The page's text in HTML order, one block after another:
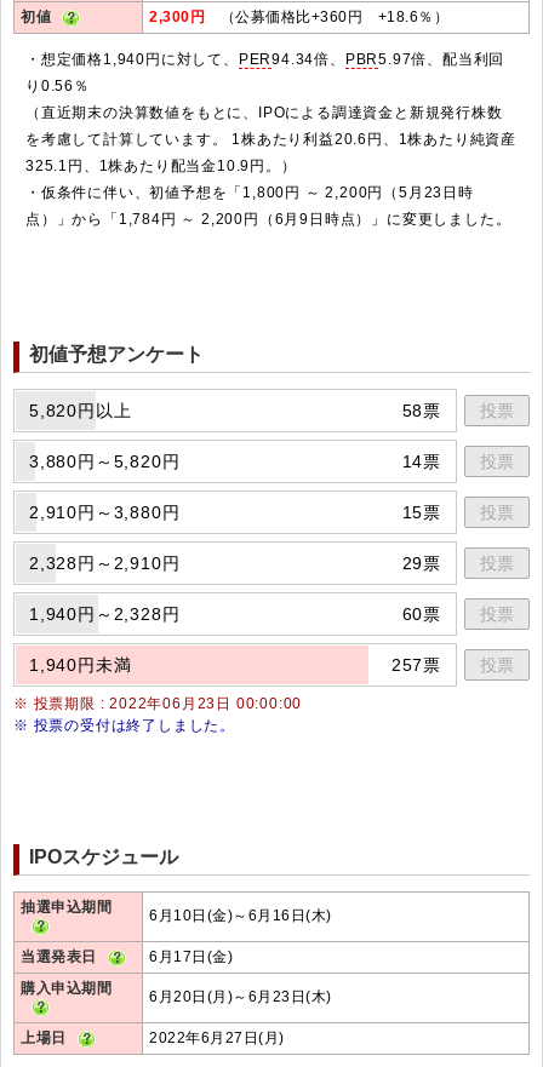
初値 2,300円 （公募価格比+360円 +18.6％）
・想定価格1,940円に対して、 PER94.34倍、 PBR5.97倍、配当利回
り0.56％
（直近期末の決算数値をもとに、IPOによる調達資金と新規発行株数
を考慮して計算しています。 1株あたり利益20.6円、1株あたり純資産
325.1円、1株あたり配当金10.9円。）
・仮条件に伴い、初値予想を「1,800円 ～ 2,200円（5月23日時
点）」から「1,784円 ～ 2,200円（6月9日時点）」に変更しました。
初値予想アンケート
5,820円以上 58票 投票
3,880円～5,820円 14票 投票
2,910円～3,880円 15票 投票
2,328円～2,910円 29票 投票
1,940円～2,328円 60票 投票
1,940円未満 257票 投票
※ 投票期限 : 2022年06月23日 00:00:00
※ 投票の受付は終了しました。
IPOスケジュール
抽選申込期間 6月10日(金)～6月16日(木)
当選発表日
6月17日(金)
購入申込期間
6月20日(月)～6月23日(木)
上場日 2022年6月27日(月)